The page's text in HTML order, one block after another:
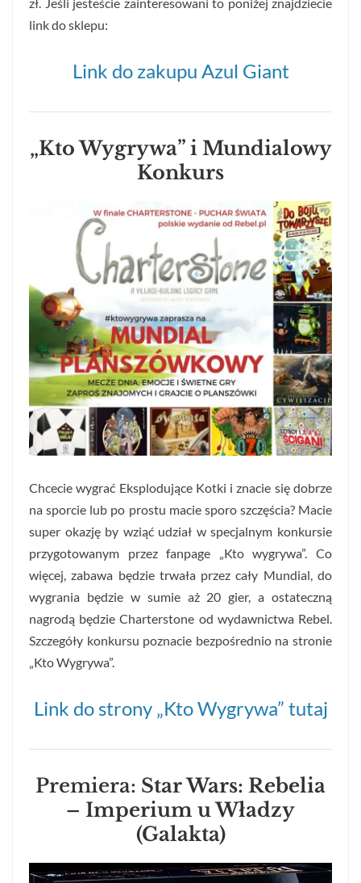
link do sklepu:
Link do zakupu Azul Giant
„Kto Wygrywa” i Mundialowy
Konkurs
Chcecie wygrać Eksplodujące Kotki i znacie się dobrze
na sporcie lub po prostu macie sporo szczęścia? Macie
super okazję by wziąć udział w specjalnym konkursie
przygotowanym przez fanpage „Kto wygrywa”. Co
więcej, zabawa będzie trwała przez cały Mundial, do
wygrania będzie w sumie aż 20 gier, a ostateczną
nagrodą będzie Charterstone od wydawnictwa Rebel.
Szczegóły konkursu poznacie bezpośrednio na stronie
„Kto Wygrywa”.
Link do strony „Kto Wygrywa” tutaj
Premiera: Star Wars: Rebelia
– Imperium u Władzy
(Galakta)